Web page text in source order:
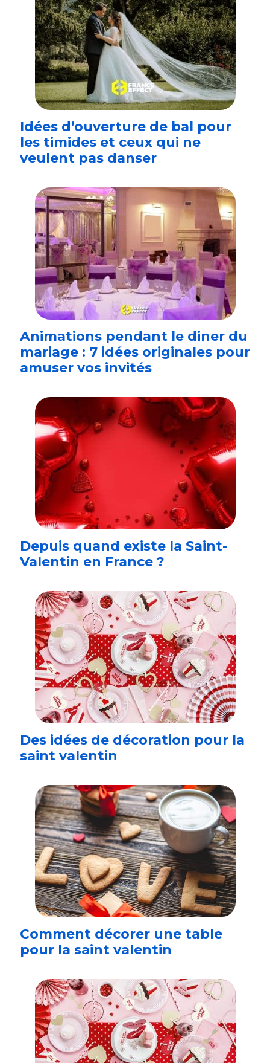
Idées d’ouverture de bal pour
les timides et ceux qui ne
veulent pas danser
Animations pendant le diner du
mariage : 7 idées originales pour
amuser vos invités
Depuis quand existe la Saint-
Valentin en France ?
Des idées de décoration pour la
saint valentin
Comment décorer une table
pour la saint valentin